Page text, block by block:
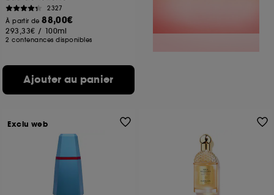
2327
À partir de88,00€
293,33€ / 100ml
2 contenances disponibles
Ajouter au panier
Exclu web